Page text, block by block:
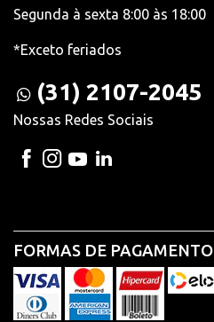
Segunda à sexta 8:00 às 18:00
*Exceto feriados
(31) 2107-2045
Nossas Redes Sociais
FORMAS DE PAGAMENTO